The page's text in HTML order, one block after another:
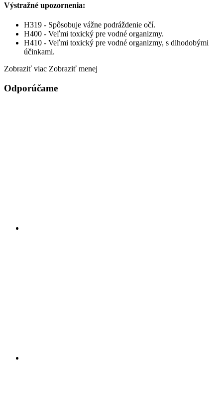
Výstražné upozornenia:
H319 - Spôsobuje vážne podráždenie očí.
H400 - Veľmi toxický pre vodné organizmy.
H410 - Veľmi toxický pre vodné organizmy, s dlhodobými
účinkami.
Zobraziť viac Zobraziť menej
Odporúčame